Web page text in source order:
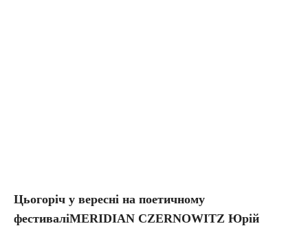
Цьогоріч у вересні на поетичному
фестиваліMERIDIAN CZERNOWITZ Юрій